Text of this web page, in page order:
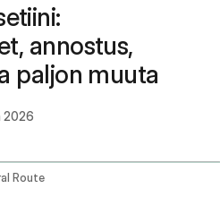
annostus,
paljon muuta
2026
Route